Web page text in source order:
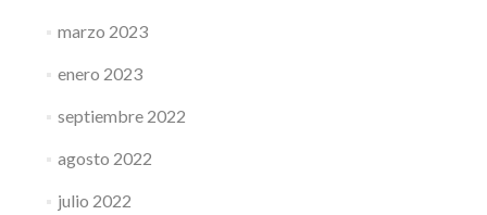
marzo 2023
enero 2023
septiembre 2022
agosto 2022
julio 2022